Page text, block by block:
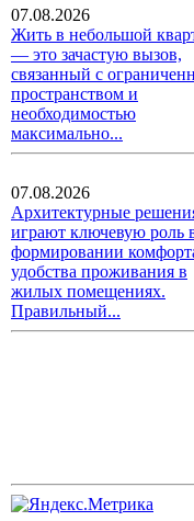
07.08.2026
Жить в небольшой
— это зачастую вызов,
связанный с
пространством и
необходимостью
максимально...
07.08.2026
Архитектурные
играют ключевую роль
формировании
удобства проживания в
жилых помещениях.
Правильный...